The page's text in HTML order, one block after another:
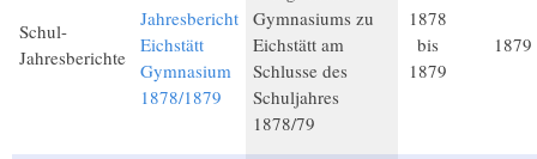
Schul-
Jahresberichte
Jahresbericht
Eichstätt
Gymnasium
1878/1879
Gymnasiums zu
Eichstätt am
Schlusse des
Schuljahres
1878/79
1878
bis
1879
1879